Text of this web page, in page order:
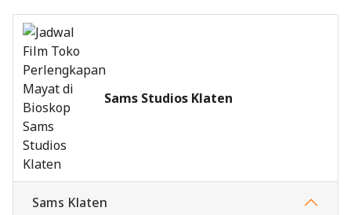
Sams Studios Klaten
Sams Klaten